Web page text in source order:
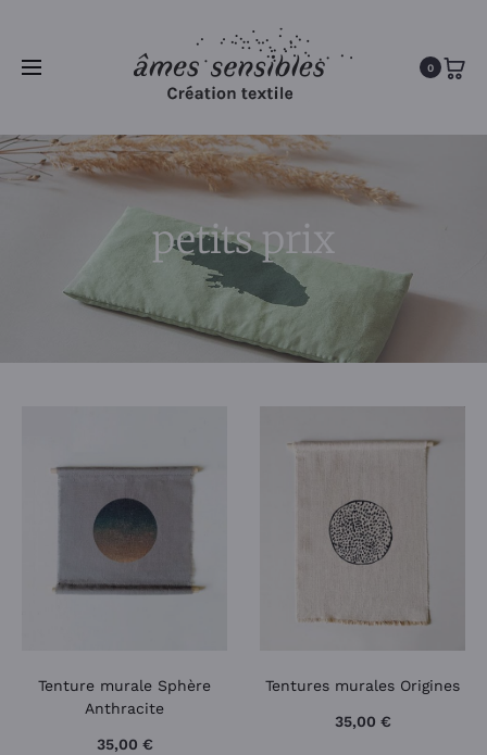
0
petits prix
Tenture murale Sphère
Anthracite
35,00 €
Tentures murales Origines
35,00 €